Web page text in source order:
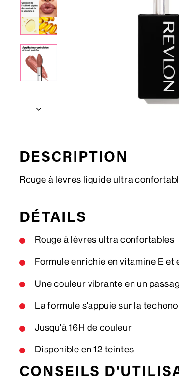
DESCRIPTION
Rouge à lèvres liquide ultra
DÉTAILS
Rouge à lèvres ultra confortables
Formule enrichie en vitamine E et
Une couleur vibrante en un
La formule s'appuie sur la
Jusqu'à 16H de couleur
Disponible en 12 teintes
CONSEILS